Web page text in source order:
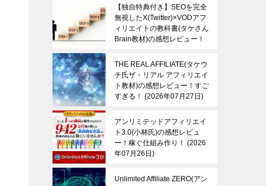
【独自特典付き】SEOを完全
無視したX(Twitter)×VODアフ
ィリエイトの教科書(タケさん
Brain教材)の感想レビュー！
月27日
THE REAL AFFILIATE(タケウ
チ氏ザ・リアル アフィリエイ
ト教材)の感想レビュー！すご
すぎる！
2026年07月27日
アンリミテッドアフィリエイ
ト3.0(小林氏)の感想レビュ
ー！稼ぐ仕組み作り！
2026
年07月26日
Unlimited Affiliate ZERO(アン